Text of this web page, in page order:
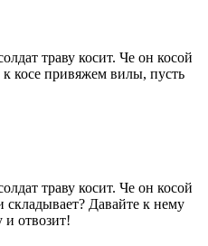
траву косит. Че он косой
косе привяжем вилы, пусть
траву косит. Че он косой
складывает? Давайте к нему
и отвозит!